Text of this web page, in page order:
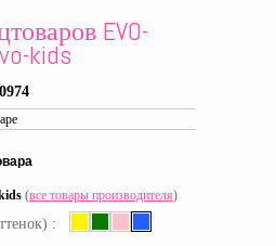
EVO-
kids
(все товары производителя)
: